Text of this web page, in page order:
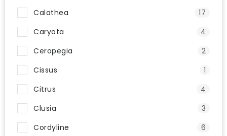
Calathea
17
Caryota
4
Ceropegia
2
Cissus
1
Citrus
4
Clusia
3
Cordyline
6